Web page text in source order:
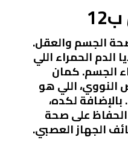
جدًا لصحة الجسم والعقل.
الحمراء اللي
الجسم. كمان
النووي، اللي هو
بالإضافة لكده،
في الحفاظ على صحة
الجهاز العصبي.